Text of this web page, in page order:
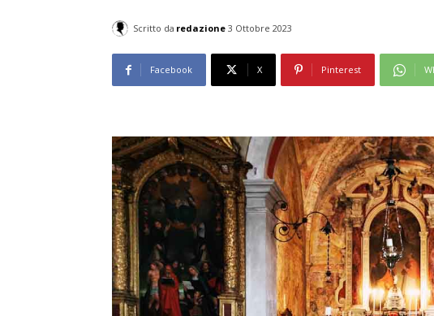
Scritto da redazione 3 Ottobre 2023
Facebook X Pinterest